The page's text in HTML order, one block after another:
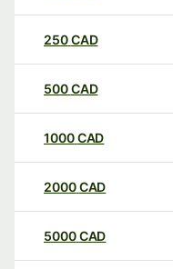
250CAD
500CAD
1000CAD
2000CAD
5000CAD